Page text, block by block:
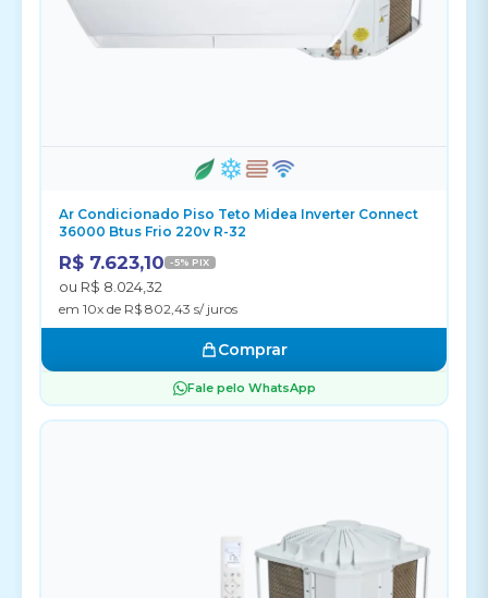
Ar Condicionado Piso Teto Midea Inverter Connect
36000 Btus Frio 220v R-32
R$ 7.623,10 -5% PIX
ou R$ 8.024,32
em 10x de R$ 802,43 s/ juros
Comprar
Fale pelo WhatsApp